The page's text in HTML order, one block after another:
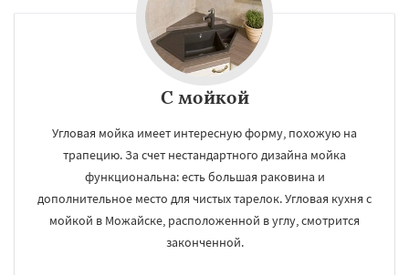
С мойкой
Угловая мойка имеет интересную форму, похожую на
трапецию. За счет нестандартного дизайна мойка
функциональна: есть большая раковина и
дополнительное место для чистых тарелок. Угловая кухня с
мойкой в Можайске, расположенной в углу, смотрится
законченной.